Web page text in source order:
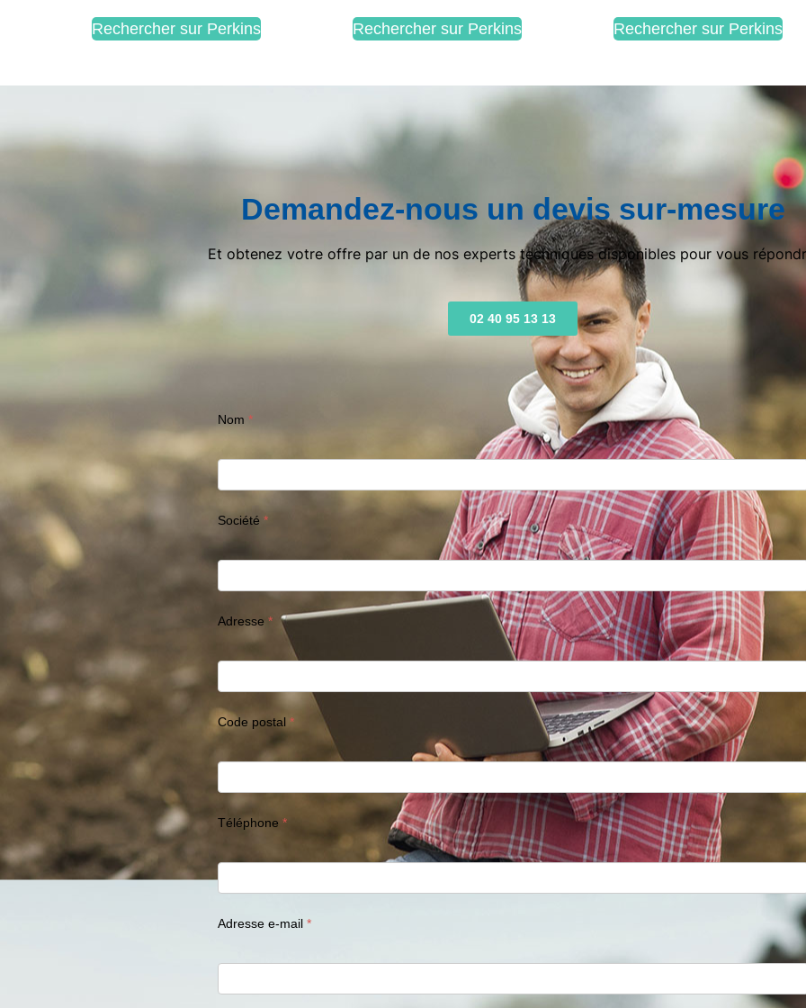
Rechercher sur Perkins Rechercher sur Perkins Rechercher sur Perkins
Demandez-nous un devis sur-mesure
Et obtenez votre offre par un de nos experts techniques disponibles pour vous
02 40 95 13 13
Nom
Société
Adresse
Code postal
Téléphone
Adresse e-mail